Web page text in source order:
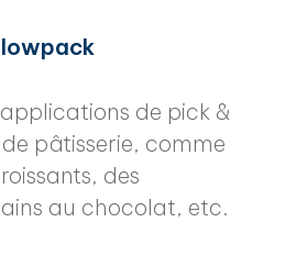
de pick &
pâtisserie, comme
des
au chocolat, etc.